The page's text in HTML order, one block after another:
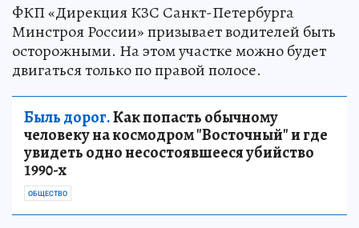
ФКП «Дирекция КЗС Санкт-Петербурга
Минстроя России» призывает водителей быть
осторожными. На этом участке можно будет
двигаться только по правой полосе.
Быль дорог.Как попасть обычному
человеку на космодром "Восточный" и где
увидеть одно несостоявшееся убийство
1990-х
ОБЩЕСТВО